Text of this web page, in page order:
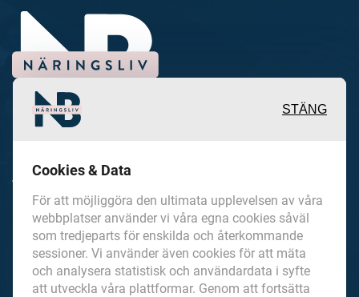
värdefulla berättelser och
reportage från och om det lokala
näringslivet och dess aktörer samt
en hel del annan läsvärt innehåll.
STÄNG
Cookies & Data
För att möjliggöra den ultimata upplevelsen av våra
webbplatser använder vi våra egna cookies såväl
som tredjeparts för enskilda och återkommande
sessioner. Vi använder även cookies för att mäta
och analysera statistisk och användardata i syfte
att utveckla våra plattformar. Genom att fortsätta